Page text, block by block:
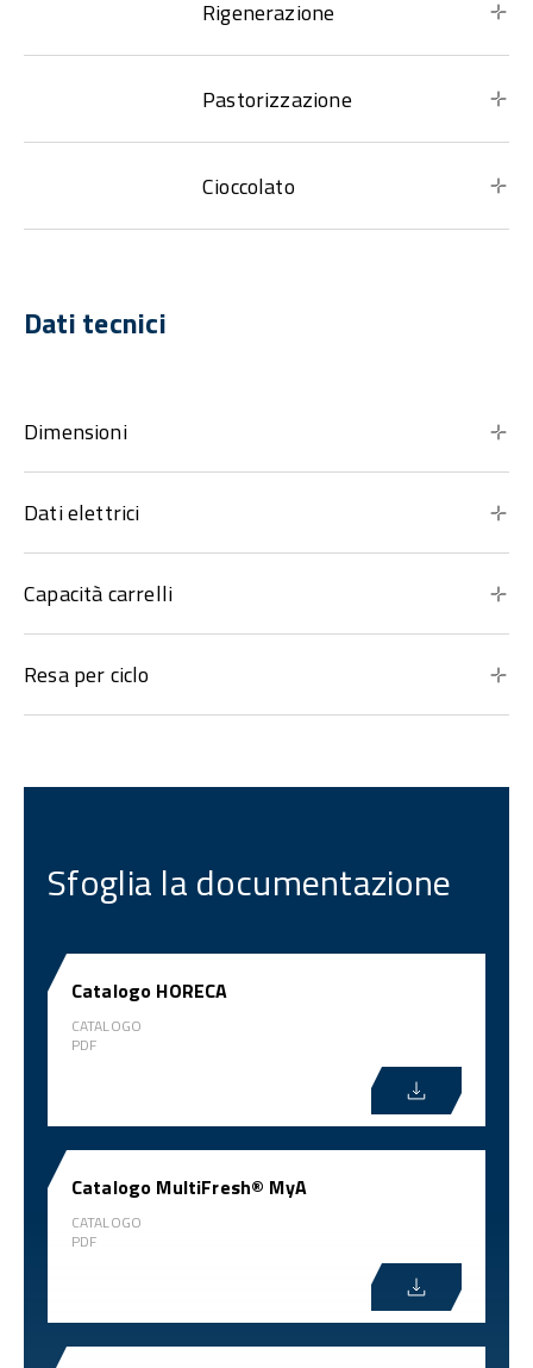
Rigenerazione
Pastorizzazione
Cioccolato
Dati tecnici
Dimensioni
Dati elettrici
Capacità carrelli
Resa per ciclo
Sfoglia la documentazione
Catalogo HORECA
CATALOGO
PDF
Catalogo MultiFresh® MyA
CATALOGO
PDF